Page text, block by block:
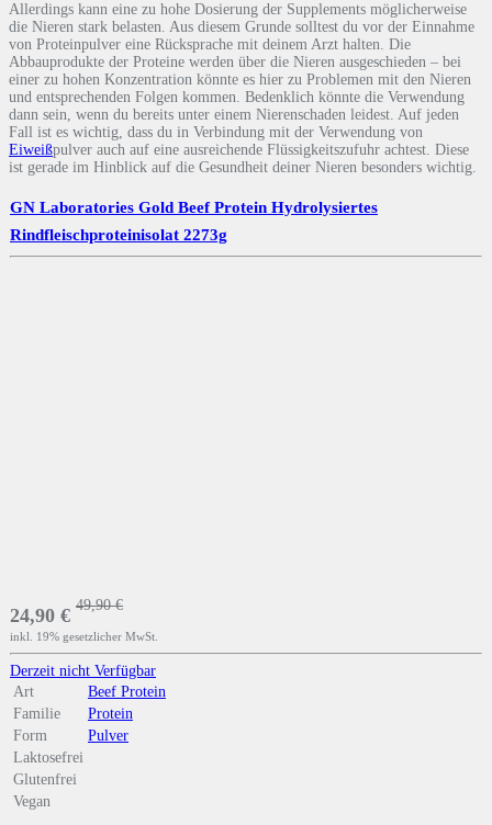
Allerdings kann eine zu hohe Dosierung der Supplements möglicherweise
die Nieren stark belasten. Aus diesem Grunde solltest du vor der Einnahme
von Proteinpulver eine Rücksprache mit deinem Arzt halten. Die
Abbauprodukte der Proteine werden über die Nieren ausgeschieden – bei
einer zu hohen Konzentration könnte es hier zu Problemen mit den Nieren
und entsprechenden Folgen kommen. Bedenklich könnte die Verwendung
dann sein, wenn du bereits unter einem Nierenschaden leidest. Auf jeden
Fall ist es wichtig, dass du in Verbindung mit der Verwendung von
Eiweißpulver auch auf eine ausreichende Flüssigkeitszufuhr achtest. Diese
ist gerade im Hinblick auf die Gesundheit deiner Nieren besonders wichtig.
GN Laboratories Gold Beef Protein Hydrolysiertes
Rindfleischproteinisolat 2273g
24,90 € 49,90 €
inkl. 19% gesetzlicher MwSt.
Derzeit nicht Verfügbar
Art
Beef Protein
Familie
Protein
Form
Pulver
Laktosefrei
Glutenfrei
Vegan